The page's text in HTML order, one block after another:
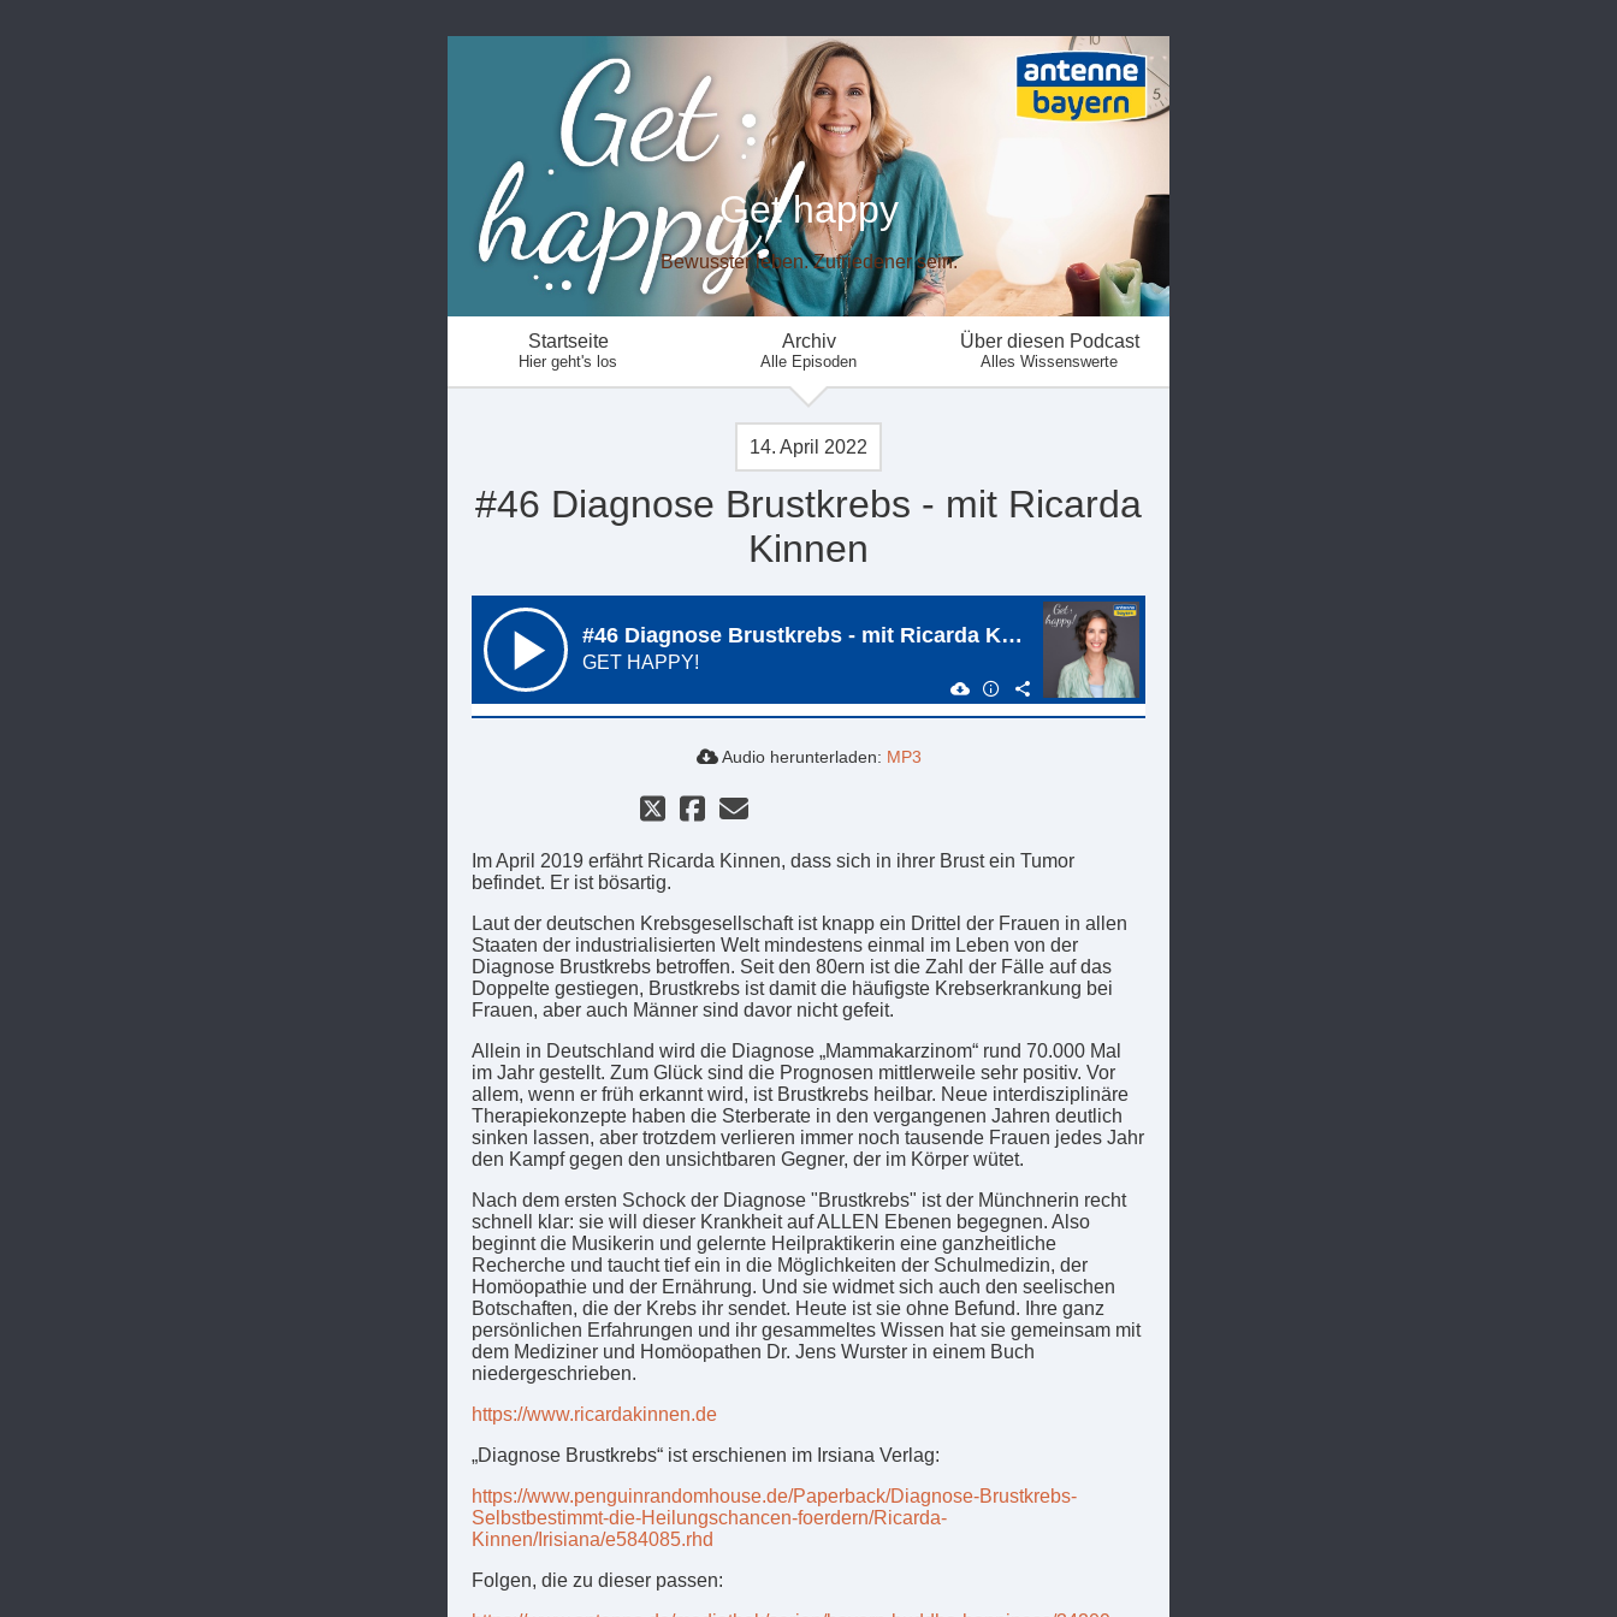
Get happy
Bewusster leben. Zufriedener sein.
Startseite
Hier geht's los
Archiv
Alle Episoden
Über diesen Podcast
Alles Wissenswerte
14. April 2022
#46 Diagnose Brustkrebs - mit Ricarda
Kinnen
Audio herunterladen: MP3
Im April 2019 erfährt Ricarda Kinnen, dass sich in ihrer Brust ein Tumor
befindet. Er ist bösartig.
Laut der deutschen Krebsgesellschaft ist knapp ein Drittel der Frauen in allen
Staaten der industrialisierten Welt mindestens einmal im Leben von der
Diagnose Brustkrebs betroffen. Seit den 80ern ist die Zahl der Fälle auf das
Doppelte gestiegen, Brustkrebs ist damit die häufigste Krebserkrankung bei
Frauen, aber auch Männer sind davor nicht gefeit.
Allein in Deutschland wird die Diagnose „Mammakarzinom“ rund 70.000 Mal
im Jahr gestellt. Zum Glück sind die Prognosen mittlerweile sehr positiv. Vor
allem, wenn er früh erkannt wird, ist Brustkrebs heilbar. Neue interdisziplinäre
Therapiekonzepte haben die Sterberate in den vergangenen Jahren deutlich
sinken lassen, aber trotzdem verlieren immer noch tausende Frauen jedes Jahr
den Kampf gegen den unsichtbaren Gegner, der im Körper wütet.
Nach dem ersten Schock der Diagnose "Brustkrebs" ist der Münchnerin recht
schnell klar: sie will dieser Krankheit auf ALLEN Ebenen begegnen. Also
beginnt die Musikerin und gelernte Heilpraktikerin eine ganzheitliche
Recherche und taucht tief ein in die Möglichkeiten der Schulmedizin, der
Homöopathie und der Ernährung. Und sie widmet sich auch den seelischen
Botschaften, die der Krebs ihr sendet. Heute ist sie ohne Befund. Ihre ganz
persönlichen Erfahrungen und ihr gesammeltes Wissen hat sie gemeinsam mit
dem Mediziner und Homöopathen Dr. Jens Wurster in einem Buch
niedergeschrieben.
https://www.ricardakinnen.de
„Diagnose Brustkrebs“ ist erschienen im Irsiana Verlag:
https://www.penguinrandomhouse.de/Paperback/Diagnose-Brustkrebs-
Selbstbestimmt-die-Heilungschancen-foerdern/Ricarda-
Kinnen/Irisiana/e584085.rhd
Folgen, die zu dieser passen: